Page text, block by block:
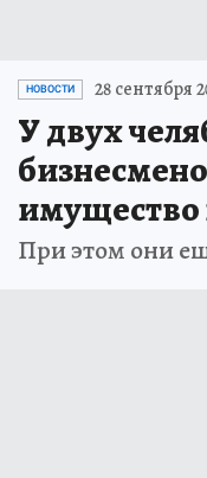
НОВОСТИ 28 сентября
У двух
имущество
При этом они